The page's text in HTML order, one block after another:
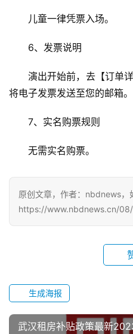
生
活
儿童一律凭票入场。
6、发票说明
演出开始前，去【订单
将电子发票发送至您的邮箱。
7、实名购票规则
无需实名购票。
原创文章，作者：nbdnews，
https://www.nbdnews.cn/
生成海报
武汉租房补贴政策最新